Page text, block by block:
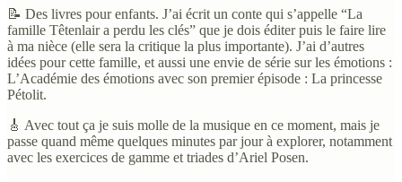
📝 Des livres pour enfants. J’ai écrit un conte qui s’appelle “La
famille Têtenlair a perdu les clés” que je dois éditer puis le faire lire
à ma nièce (elle sera la critique la plus importante). J’ai d’autres
idées pour cette famille, et aussi une envie de série sur les émotions :
L’Académie des émotions avec son premier épisode : La princesse
Pétolit.
🎸 Avec tout ça je suis molle de la musique en ce moment, mais je
passe quand même quelques minutes par jour à explorer, notamment
avec les exercices de gamme et triades d’Ariel Posen.